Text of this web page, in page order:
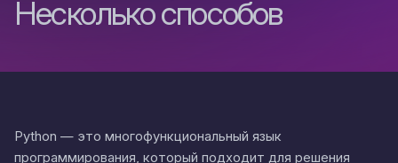
Несколько способов
Python — это многофункциональный язык
программирования, который подходит для решения